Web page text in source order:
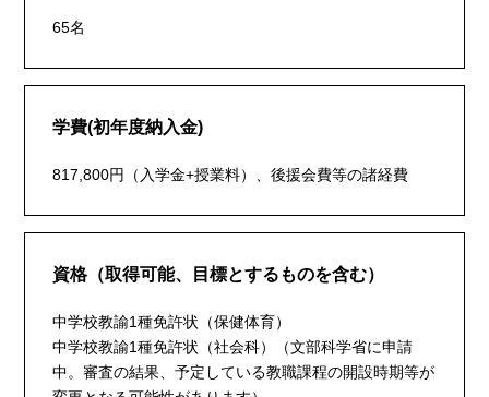
65名
学費(初年度納入金)
817,800円（入学金+授業料）、後援会費等の諸経費
資格（取得可能、目標とするものを含む）
中学校教諭1種免許状（保健体育）
中学校教諭1種免許状（社会科）（文部科学省に申請
中。審査の結果、予定している教職課程の開設時期等が